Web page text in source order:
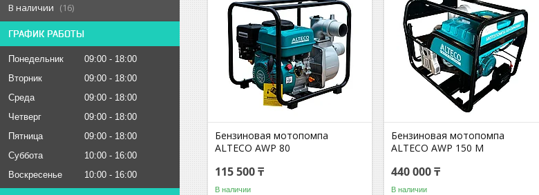
В наличии
16
ГРАФИК РАБОТЫ
Понедельник 09:00
18:00
Вторник
09:00
18:00
Среда
09:00
18:00
Четверг
09:00
18:00
Пятница
09:00
18:00
Суббота
10:00
16:00
Воскресенье
10:00 16:00
Бензиновая мотопомпа
ALTECO AWP 80
115 500 ₸
В наличии
Бензиновая мотопомпа
ALTECO AWP 150 M
440 000 ₸
В наличии